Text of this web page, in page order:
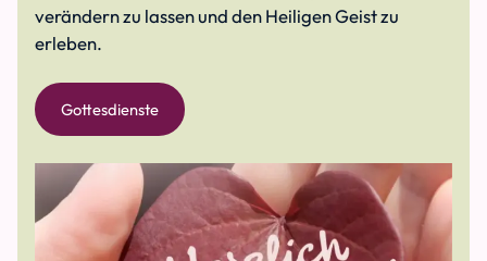
verändern zu lassen und den Heiligen Geist zu
erleben.
Gottesdienste